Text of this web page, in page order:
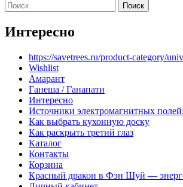
Интересно
https://savetrees.ru/product-category/
Wishlist
Амарант
Ганеша / Ганапати
Интересно
Источники электромагнитных
Как выбрать кухонную доску
Как раскрыть третий глаз
Каталог
Контакты
Корзина
Красный дракон в Фэн Шуй —